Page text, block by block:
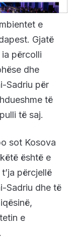
e
Gjatë
përcolli
dhe
Sadriu për
të
të saj.
sot Kosova
është e
përcjellë
Sadriu dhe të
e